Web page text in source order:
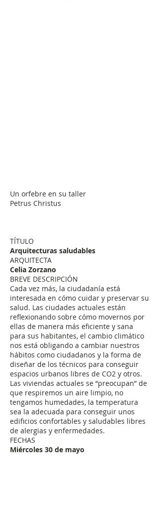
Un orfebre en su taller
Petrus Christus
TÍTULO
Arquitecturas saludables
ARQUITECTA
Celia Zorzano
BREVE DESCRIPCIÓN
Cada vez más, la ciudadanía está
interesada en cómo cuidar y preservar su
salud. Las ciudades actuales están
reflexionando sobre cómo movernos por
ellas de manera más eficiente y sana
para sus habitantes, el cambio climático
nos está obligando a cambiar nuestros
hábitos como ciudadanos y la forma de
diseñar de los técnicos para conseguir
espacios urbanos libres de CO2 y otros.
Las viviendas actuales se “preocupan” de
que respiremos un aire limpio, no
tengamos humedades, la temperatura
sea la adecuada para conseguir unos
edificios confortables y saludables libres
de alergias y enfermedades.
FECHAS
Miércoles 30 de mayo